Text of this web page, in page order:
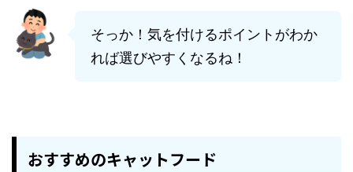
そっか！気を付けるポイントがわか
れば選びやすくなるね！
おすすめのキャットフード